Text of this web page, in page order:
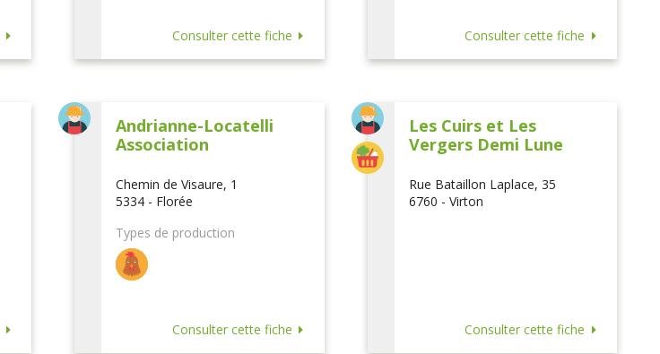
Consulter cette fiche Consulter cette fiche
Andrianne-Locatelli
Association
Chemin de Visaure, 1
5334 - Florée
Types de production
Consulter cette fiche
Les Cuirs et Les
Vergers Demi Lune
Rue Bataillon Laplace, 35
6760 - Virton
Consulter cette fiche